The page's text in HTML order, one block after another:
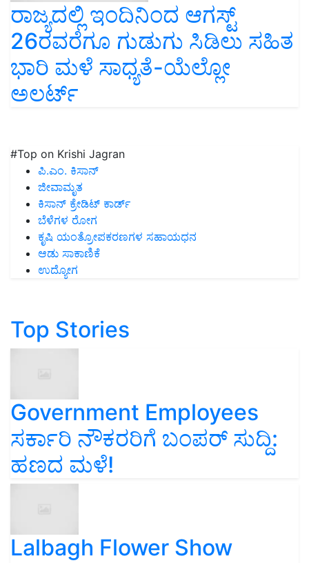
ರಾಜ್ಯದಲ್ಲಿ ಇಂದಿನಿಂದ ಆಗಸ್ಟ್
26ರವರೆಗೂ ಗುಡುಗು ಸಿಡಿಲು ಸಹಿತ
ಭಾರಿ ಮಳೆ ಸಾಧ್ಯತೆ-ಯೆಲ್ಲೋ
ಅಲರ್ಟ್
#Top on Krishi Jagran
ಪಿ.ಎಂ. ಕಿಸಾನ್
ಜೀವಾಮೃತ
ಕಿಸಾನ್ ಕ್ರೇಡಿಟ್ ಕಾರ್ಡ್
ಬೆಳೆಗಳ ರೋಗ
ಕೃಷಿ ಯಂತ್ರೋಪಕರಣಗಳ ಸಹಾಯಧನ
ಆಡು ಸಾಕಾಣಿಕೆ
ಉದ್ಯೋಗ
Top Stories
Government Employees
ಸರ್ಕಾರಿ ನೌಕರರಿಗೆ ಬಂಪರ್‌ ಸುದ್ದಿ:
ಹಣದ ಮಳೆ!
Lalbagh Flower Show